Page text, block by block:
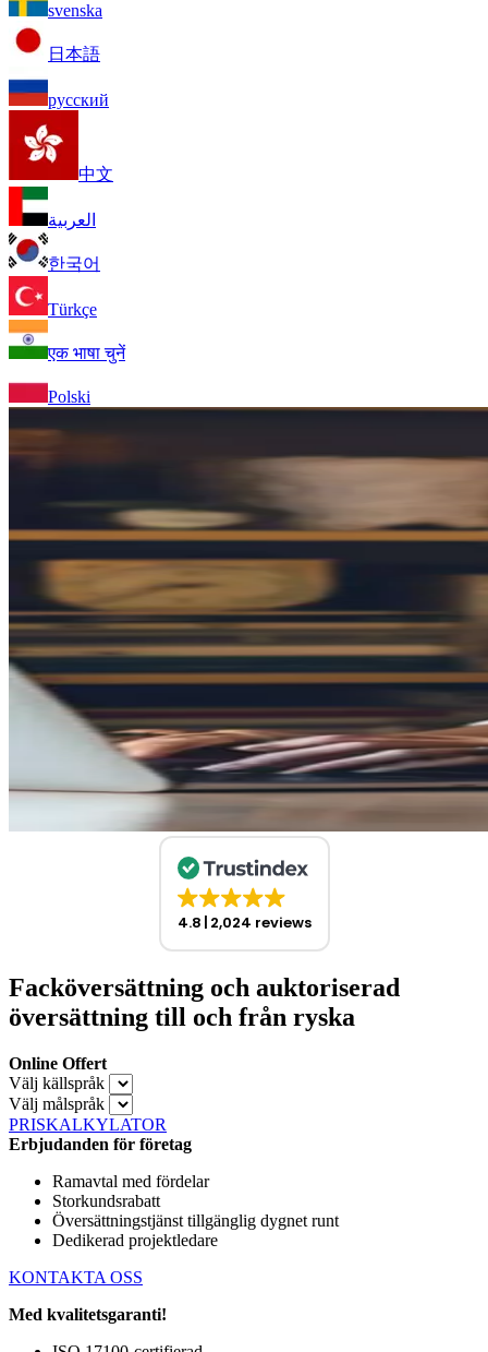
svenska
日本語
русский
中文
العربية
한국어
Türkçe
एक भाषा चुनें
Polski
4.8 2,024 reviews
Facköversättning och auktoriserad
översättning till och från ryska
Online Offert
Välj källspråk
Välj målspråk
PRISKALKYLATOR
Erbjudanden för företag
Ramavtal med fördelar
Storkundsrabatt
Översättningstjänst tillgänglig dygnet runt
Dedikerad projektledare
KONTAKTA OSS
Med kvalitetsgaranti!